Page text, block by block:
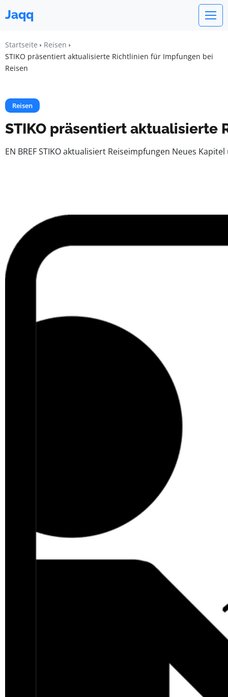
Jaqq
Startseite
Reisen
STIKO präsentiert aktualisierte Richtlinien für Impfungen bei
Reisen
Reisen
STIKO präsentiert aktualisierte
EN BREF STIKO aktualisiert Reiseimpfungen Neues